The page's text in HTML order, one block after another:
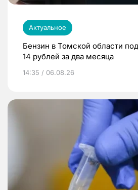
Актуальное
Бензин в Томской области
14 рублей за два месяца
14:35 / 06.08.26